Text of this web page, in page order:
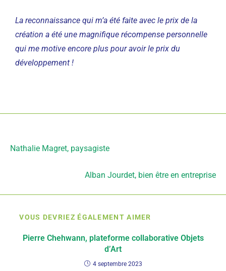
La reconnaissance qui m’a été faite avec le prix de la
création a été une magnifique récompense personnelle
qui me motive encore plus pour avoir le prix du
développement !
Nathalie Magret, paysagiste
Alban Jourdet, bien être en entreprise
VOUS DEVRIEZ ÉGALEMENT AIMER
Pierre Chehwann, plateforme collaborative Objets
d’Art
4 septembre 2023